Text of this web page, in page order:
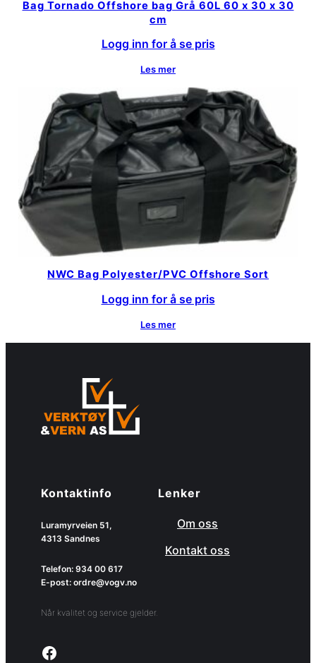
Bag Tornado Offshore bag Grå 60L 60 x 30 x 30
cm
Logg inn for å se pris
Les mer
NWC Bag Polyester/PVC Offshore Sort
Logg inn for å se pris
Les mer
Kontaktinfo
Luramyrveien 51,
4313 Sandnes
Telefon: 934 00 617
E-post: ordre@vogv.no
Når kvalitet og service gjelder.
Link to facebook page
Lenker
Om oss
Kontakt oss